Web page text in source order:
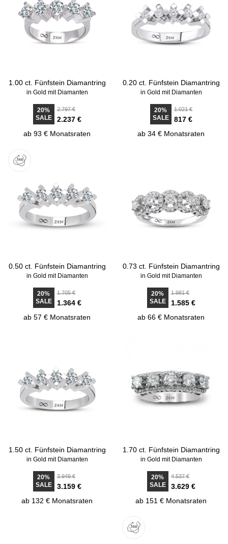
1.00 ct. Fünfstein Diamantring
in Gold mit Diamanten
20%
SALE
2.797 €
2.237 €
ab 93 € Monatsraten
0.20 ct. Fünfstein Diamantring
in Gold mit Diamanten
20%
SALE
1.021 €
817 €
ab 34 € Monatsraten
0.50 ct. Fünfstein Diamantring
in Gold mit Diamanten
20%
SALE
1.705 €
1.364 €
ab 57 € Monatsraten
0.73 ct. Fünfstein Diamantring
in Gold mit Diamanten
20%
SALE
1.981 €
1.585 €
ab 66 € Monatsraten
1.50 ct. Fünfstein Diamantring
in Gold mit Diamanten
20%
SALE
3.949 €
3.159 €
ab 132 € Monatsraten
1.70 ct. Fünfstein Diamantring
in Gold mit Diamanten
20%
SALE
4.537 €
3.629 €
ab 151 € Monatsraten